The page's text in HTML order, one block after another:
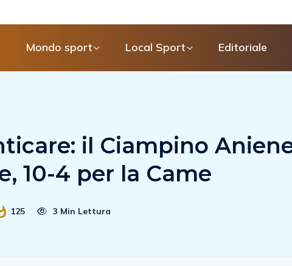
Mondo sport Local Sport Editoriale
il Ciampino
10-4 per la Came
125 3 Min Lettura